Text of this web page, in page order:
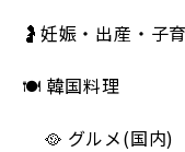
🤰妊娠・出産・子
🍽 韓国料理
🥘 グルメ(国内)